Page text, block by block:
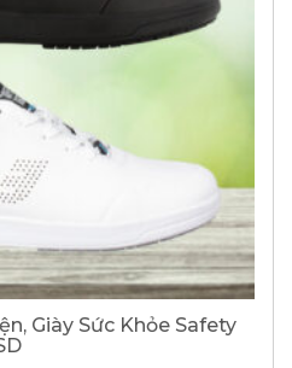
Giày Sức Khỏe Safety